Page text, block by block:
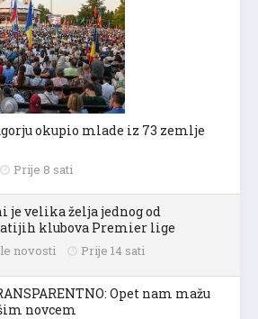
okupio mlade iz 73 zemlje
Prije 8 sati
je velika želja jednog od
klubova Premier lige
novosti Prije 14 sati
Opet nam mažu
novcem